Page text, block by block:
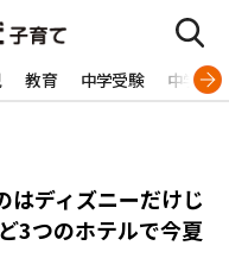
教育 中学受験 中学生
はディズニーだけじ
3つのホテルで今夏